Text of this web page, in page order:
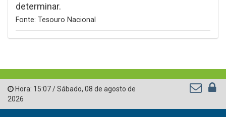
determinar.
Fonte: Tesouro Nacional
Hora: 15:07/Sábado, 08 de agosto de
2026